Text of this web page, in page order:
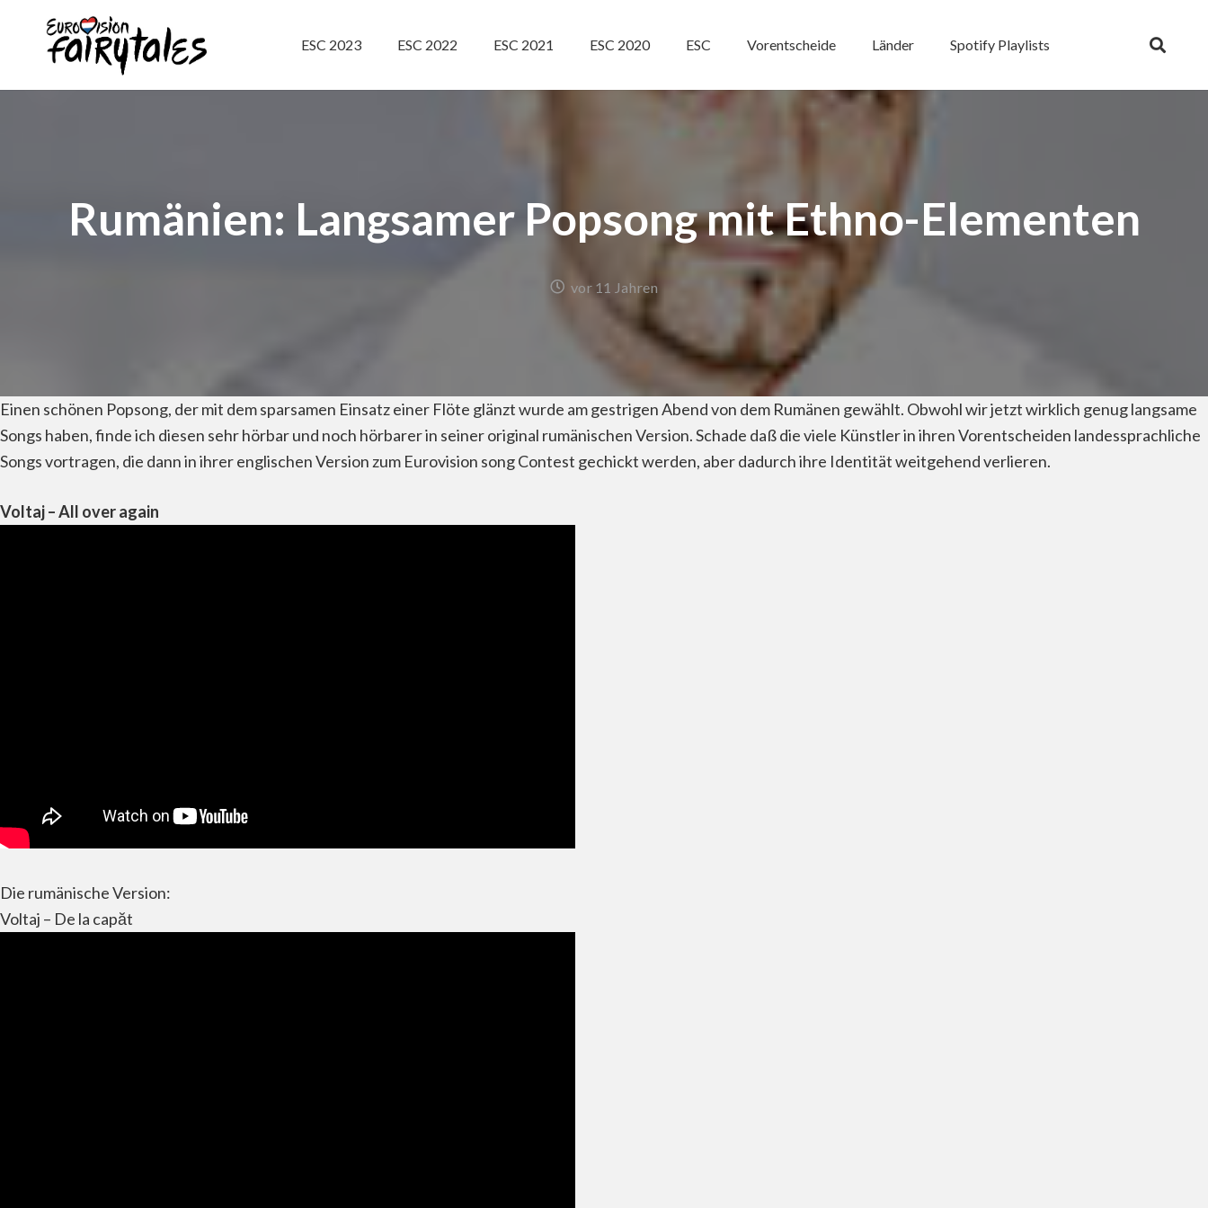
ESC 2023 ESC 2022 ESC 2021 ESC 2020 ESC Vorentscheide Länder Spotify Playlists
Rumänien: Langsamer Popsong mit Ethno-Elementen
vor 11 Jahren
Einen schönen Popsong, der mit dem sparsamen Einsatz einer Flöte glänzt wurde am gestrigen Abend von dem Rumänen gewählt. Obwohl wir jetzt wirklich genug langsame
Songs haben, finde ich diesen sehr hörbar und noch hörbarer in seiner original rumänischen Version. Schade daß die viele Künstler in ihren Vorentscheiden landessprachliche
Songs vortragen, die dann in ihrer englischen Version zum Eurovision song Contest gechickt werden, aber dadurch ihre Identität weitgehend verlieren.
Voltaj – All over again
Die rumänische Version:
Voltaj – De la capăt